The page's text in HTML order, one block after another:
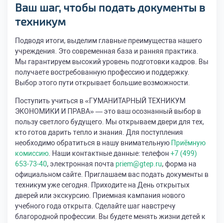
Ваш шаг, чтобы подать документы в
техникум
Подводя итоги, выделим главные преимущества нашего
учреждения. Это современная база и ранняя практика.
Мы гарантируем высокий уровень подготовки кадров. Вы
получаете востребованную профессию и поддержку.
Выбор этого пути открывает большие возможности.
Поступить учиться в «ГУМАНИТАРНЫЙ ТЕХНИКУМ
ЭКОНОМИКИ И ПРАВА» — это ваш осознанный выбор в
пользу светлого будущего. Мы открываем двери для тех,
кто готов дарить тепло и знания. Для поступления
необходимо обратиться в нашу внимательную Приёмную
комиссию . Наши контактные данные: телефон +7 (499)
653-73-40, электронная почта priem@gtep.ru, форма на
официальном сайте. Приглашаем вас подать документы в
техникум уже сегодня. Приходите на День открытых
дверей или экскурсию. Приемная кампания нового
учебного года открыта. Сделайте шаг навстречу
благородной профессии. Вы будете менять жизни детей к